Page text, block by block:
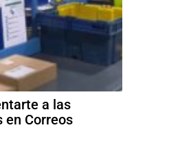
a las
en Correos